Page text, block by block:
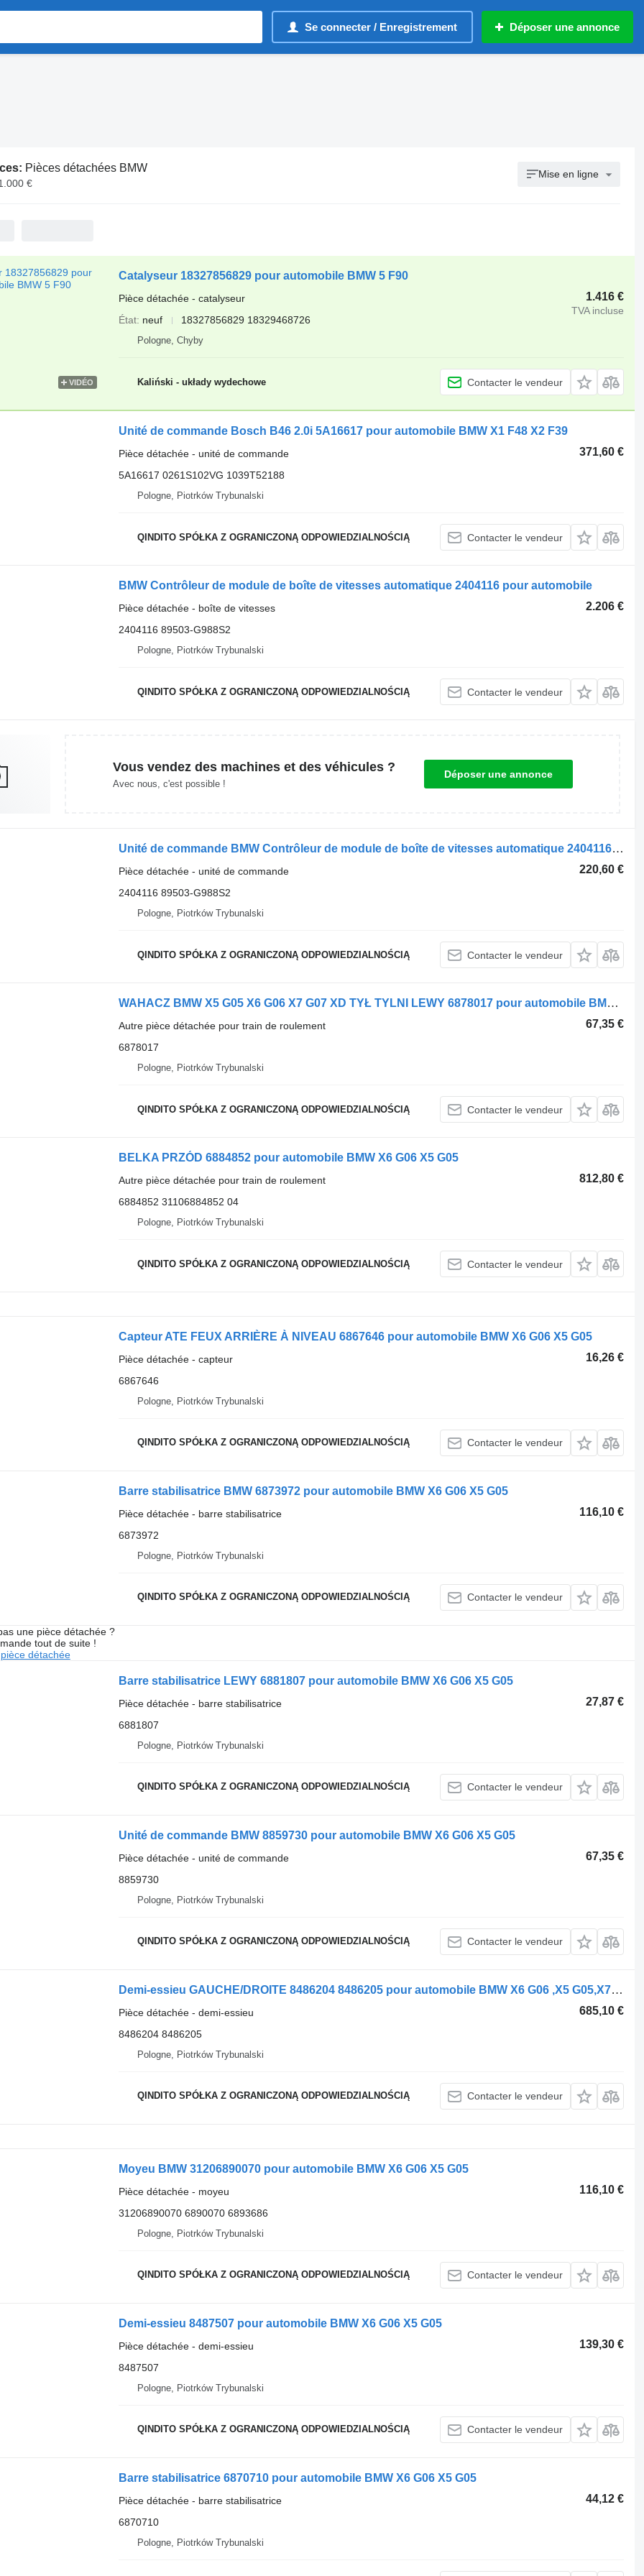
Se connecter / Enregistrement Déposer une annonce
Pièces détachées BMW
€
Mise en ligne
VIDÉO
Catalyseur 18327856829 pour automobile BMW 5 F90
1.416 €
TVA incluse
Pièce détachée - catalyseur
État neuf 18327856829 18329468726
Pologne, Chyby
Kaliński - układy wydechowe Contacter le vendeur
Unité de commande Bosch B46 2.0i 5A16617 pour automobile BMW X1 F48 X2 F39
371,60 €
Pièce détachée - unité de commande
5A16617 0261S102VG 1039T52188
Pologne, Piotrków Trybunalski
QINDITO SPÓŁKA Z OGRANICZONĄ ODPOWIEDZIALNOŚCIĄ Contacter le vendeur
BMW Contrôleur de module de boîte de vitesses automatique 2404116 pour automobile
2.206 €
Pièce détachée - boîte de vitesses
2404116 89503-G988S2
Pologne, Piotrków Trybunalski
QINDITO SPÓŁKA Z OGRANICZONĄ ODPOWIEDZIALNOŚCIĄ Contacter le vendeur
Vous vendez des machines et des véhicules ?
Avec nous, c'est possible !
Déposer une annonce
Unité de commande BMW Contrôleur de module de boîte de vitesses automatique 2404116 pour automobile
220,60 €
Pièce détachée - unité de commande
2404116 89503-G988S2
Pologne, Piotrków Trybunalski
QINDITO SPÓŁKA Z OGRANICZONĄ ODPOWIEDZIALNOŚCIĄ Contacter le vendeur
WAHACZ BMW X5 G05 X6 G06 X7 G07 XD TYŁ TYLNI LEWY 6878017 pour automobile BMW X6 G06 X6 XG05
67,35 €
Autre pièce détachée pour train de roulement
6878017
Pologne, Piotrków Trybunalski
QINDITO SPÓŁKA Z OGRANICZONĄ ODPOWIEDZIALNOŚCIĄ Contacter le vendeur
BELKA PRZÓD 6884852 pour automobile BMW X6 G06 X5 G05
812,80 €
Autre pièce détachée pour train de roulement
6884852 31106884852 04
Pologne, Piotrków Trybunalski
QINDITO SPÓŁKA Z OGRANICZONĄ ODPOWIEDZIALNOŚCIĄ Contacter le vendeur
Capteur ATE FEUX ARRIÈRE À NIVEAU 6867646 pour automobile BMW X6 G06 X5 G05
16,26 €
Pièce détachée - capteur
6867646
Pologne, Piotrków Trybunalski
QINDITO SPÓŁKA Z OGRANICZONĄ ODPOWIEDZIALNOŚCIĄ Contacter le vendeur
Barre stabilisatrice BMW 6873972 pour automobile BMW X6 G06 X5 G05
116,10 €
Pièce détachée - barre stabilisatrice
6873972
Pologne, Piotrków Trybunalski
QINDITO SPÓŁKA Z OGRANICZONĄ ODPOWIEDZIALNOŚCIĄ Contacter le vendeur
une pièce détachée ?
tout de suite !
détachée
Barre stabilisatrice LEWY 6881807 pour automobile BMW X6 G06 X5 G05
27,87 €
Pièce détachée - barre stabilisatrice
6881807
Pologne, Piotrków Trybunalski
QINDITO SPÓŁKA Z OGRANICZONĄ ODPOWIEDZIALNOŚCIĄ Contacter le vendeur
Unité de commande BMW 8859730 pour automobile BMW X6 G06 X5 G05
67,35 €
Pièce détachée - unité de commande
8859730
Pologne, Piotrków Trybunalski
QINDITO SPÓŁKA Z OGRANICZONĄ ODPOWIEDZIALNOŚCIĄ Contacter le vendeur
Demi-essieu GAUCHE/DROITE 8486204 8486205 pour automobile BMW X6 G06 ,X5 G05,X7 G07
685,10 €
Pièce détachée - demi-essieu
8486204 8486205
Pologne, Piotrków Trybunalski
QINDITO SPÓŁKA Z OGRANICZONĄ ODPOWIEDZIALNOŚCIĄ Contacter le vendeur
Moyeu BMW 31206890070 pour automobile BMW X6 G06 X5 G05
116,10 €
Pièce détachée - moyeu
31206890070 6890070 6893686
Pologne, Piotrków Trybunalski
QINDITO SPÓŁKA Z OGRANICZONĄ ODPOWIEDZIALNOŚCIĄ Contacter le vendeur
Demi-essieu 8487507 pour automobile BMW X6 G06 X5 G05
139,30 €
Pièce détachée - demi-essieu
8487507
Pologne, Piotrków Trybunalski
QINDITO SPÓŁKA Z OGRANICZONĄ ODPOWIEDZIALNOŚCIĄ Contacter le vendeur
Barre stabilisatrice 6870710 pour automobile BMW X6 G06 X5 G05
44,12 €
Pièce détachée - barre stabilisatrice
6870710
Pologne, Piotrków Trybunalski